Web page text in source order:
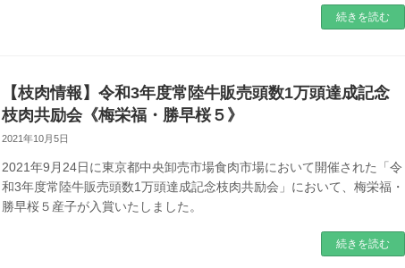
続きを読む
【枝肉情報】令和3年度常陸牛販売頭数1万頭達成記念
枝肉共励会《梅栄福・勝早桜５》
2021年10月5日
2021年9月24日に東京都中央卸売市場食肉市場において開催された「令
和3年度常陸牛販売頭数1万頭達成記念枝肉共励会」において、梅栄福・
勝早桜５産子が入賞いたしました。
続きを読む